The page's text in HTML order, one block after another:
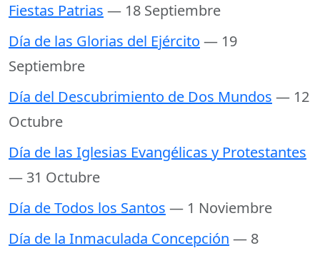
Fiestas Patrias — 18 Septiembre
Día de las Glorias del Ejército — 19
Septiembre
Día del Descubrimiento de Dos Mundos — 12
Octubre
Día de las Iglesias Evangélicas y Protestantes
— 31 Octubre
Día de Todos los Santos — 1 Noviembre
Día de la Inmaculada Concepción — 8